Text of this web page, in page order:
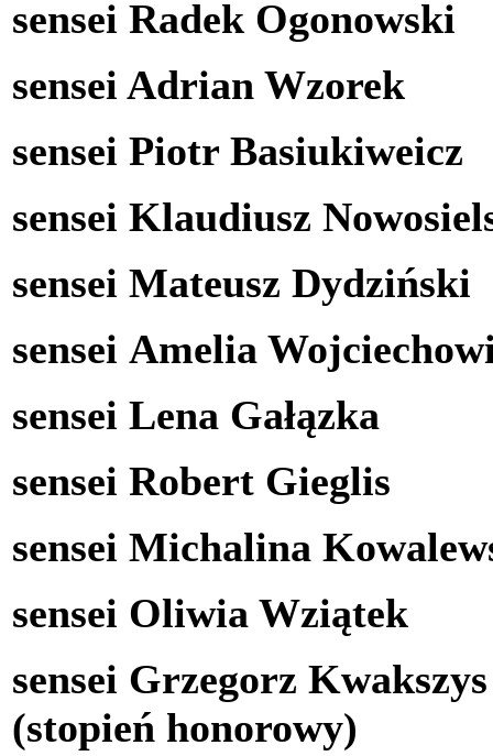
sensei Radek Ogonowski
sensei Adrian Wzorek
sensei Piotr Basiukiweicz
sensei Klaudiusz
sensei Mateusz Dydziński
sensei Amelia
sensei Lena Gałązka
sensei Robert Gieglis
sensei Michalina
sensei Oliwia Wziątek
sensei Grzegorz Kwakszys
(stopień honorowy)